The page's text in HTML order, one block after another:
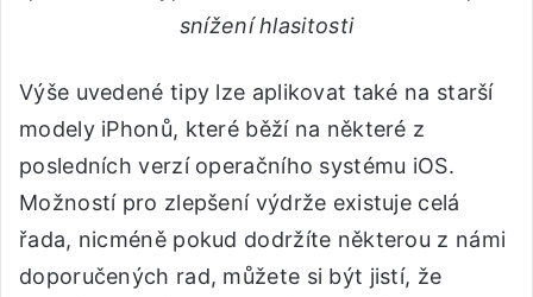
snížení hlasitosti
Výše uvedené tipy lze aplikovat také na starší
modely iPhonů, které běží na některé z
posledních verzí operačního systému iOS.
Možností pro zlepšení výdrže existuje celá
řada, nicméně pokud dodržíte některou z námi
doporučených rad, můžete si být jistí, že